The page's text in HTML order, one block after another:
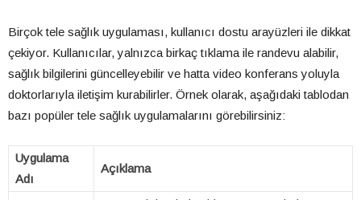
Birçok tele sağlık uygulaması, kullanıcı dostu arayüzleri ile dikkat
çekiyor. Kullanıcılar, yalnızca birkaç tıklama ile randevu alabilir,
sağlık bilgilerini güncelleyebilir ve hatta video konferans yoluyla
doktorlarıyla iletişim kurabilirler. Örnek olarak, aşağıdaki tablodan
bazı popüler tele sağlık uygulamalarını görebilirsiniz:
Uygulama
Adı
Açıklama